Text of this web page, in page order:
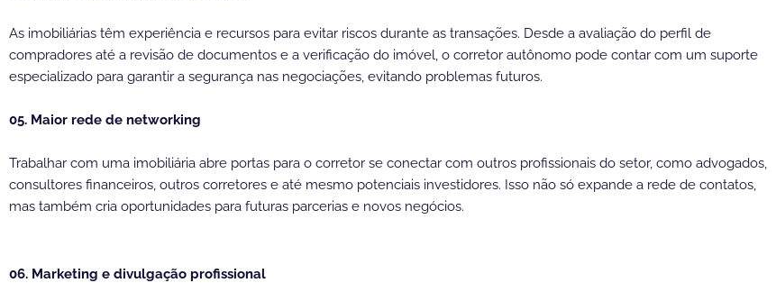
As imobiliárias têm experiência e recursos para evitar riscos durante as transações. Desde a avaliação do perfil de
compradores até a revisão de documentos e a verificação do imóvel, o corretor autônomo pode contar com um suporte
especializado para garantir a segurança nas negociações, evitando problemas futuros.
05. Maior rede de networking
Trabalhar com uma imobiliária abre portas para o corretor se conectar com outros profissionais do setor, como advogados,
consultores financeiros, outros corretores e até mesmo potenciais investidores. Isso não só expande a rede de contatos,
mas também cria oportunidades para futuras parcerias e novos negócios.
06. Marketing e divulgação profissional